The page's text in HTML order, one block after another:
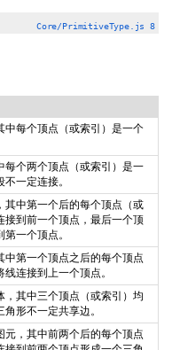
Core/PrimitiveType.js 8
中每个顶点（或索引）是一个
每个两个顶点（或索引）是一
一定连接。
其中第一个后的每个顶点（或
接到前一个顶点，最后一个顶
一个顶点。
中第一个顶点之后的每个顶点
线连接到上一个顶点。
，其中三个顶点（或索引）均
形不一定共享边。
元，其中前两个后的每个顶点